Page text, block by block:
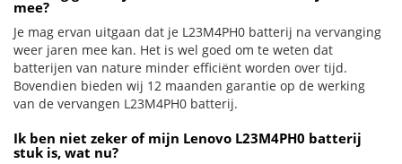
mee?
Je mag ervan uitgaan dat je L23M4PH0 batterij na vervanging
weer jaren mee kan. Het is wel goed om te weten dat
batterijen van nature minder efficiënt worden over tijd.
Bovendien bieden wij 12 maanden garantie op de werking
van de vervangen L23M4PH0 batterij.
Ik ben niet zeker of mijn Lenovo L23M4PH0 batterij
stuk is, wat nu?